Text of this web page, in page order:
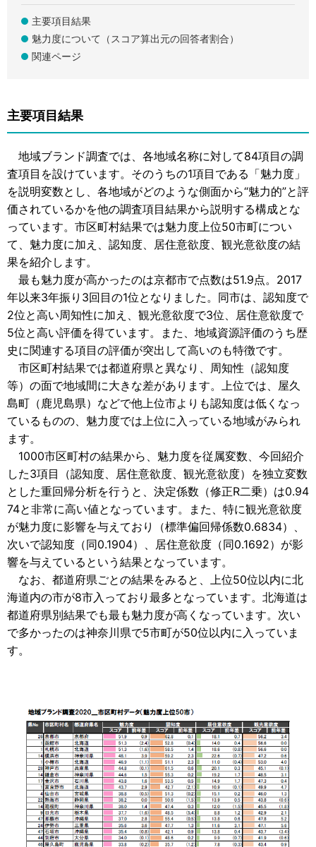
主要項目結果
魅力度について（スコア算出元の回答者割合）
関連ページ
主要項目結果
地域ブランド調査では、各地域名称に対して84項目の調
査項目を設けています。そのうちの1項目である「魅力度」
を説明変数とし、各地域がどのような側面から“魅力的”と評
価されているかを他の調査項目結果から説明する構成とな
っています。市区町村結果では魅力度上位50市町につい
て、魅力度に加え、認知度、居住意欲度、観光意欲度の結
果を紹介します。
最も魅力度が高かったのは京都市で点数は51.9点。2017
年以来3年振り3回目の1位となりました。同市は、認知度で
2位と高い周知性に加え、観光意欲度で3位、居住意欲度で
5位と高い評価を得ています。また、地域資源評価のうち歴
史に関連する項目の評価が突出して高いのも特徴です。
市区町村結果では都道府県と異なり、周知性（認知度
等）の面で地域間に大きな差があります。上位では、屋久
島町（鹿児島県）などで他上位市よりも認知度は低くなっ
ているものの、魅力度では上位に入っている地域がみられ
ます。
1000市区町村の結果から、魅力度を従属変数、今回紹介
した3項目（認知度、居住意欲度、観光意欲度）を独立変数
とした重回帰分析を行うと、決定係数（修正R二乗）は0.94
74と非常に高い値となっています。また、特に観光意欲度
が魅力度に影響を与えており（標準偏回帰係数0.6834）、
次いで認知度（同0.1904）、居住意欲度（同0.1692）が影
響を与えているという結果となっています。
なお、都道府県ごとの結果をみると、上位50位以内に北
海道内の市が8市入っており最多となっています。北海道は
都道府県別結果でも最も魅力度が高くなっています。次い
で多かったのは神奈川県で5市町が50位以内に入っていま
す。